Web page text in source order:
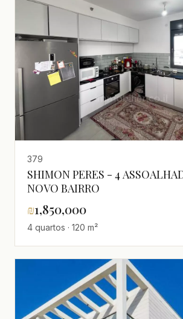
379
SHIMON PERES - 4
NOVO BAIRRO
₪1,850,000
4 quartos · 120 m²